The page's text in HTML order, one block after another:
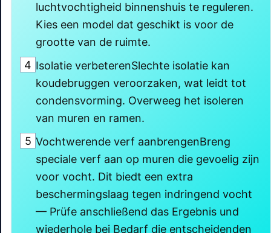
luchtvochtigheid binnenshuis te reguleren.
Kies een model dat geschikt is voor de
grootte van de ruimte.
4 Isolatie verbeterenSlechte isolatie kan
koudebruggen veroorzaken, wat leidt tot
condensvorming. Overweeg het isoleren
van muren en ramen.
5 Vochtwerende verf aanbrengenBreng
speciale verf aan op muren die gevoelig zijn
voor vocht. Dit biedt een extra
beschermingslaag tegen indringend vocht
— Prüfe anschließend das Ergebnis und
wiederhole bei Bedarf die entscheidenden